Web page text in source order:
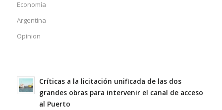
Economía
Argentina
Opinion
Críticas a la licitación unificada de las dos
grandes obras para intervenir el canal de acceso
al Puerto